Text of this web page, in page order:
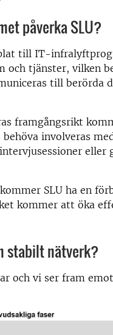
påverka SLU?
till IT-
och tjänster, vilken
till berörda
framgångsrikt
involveras
eller
SLU ha en
kommer att öka
stabilt nätverk?
och vi ser fram